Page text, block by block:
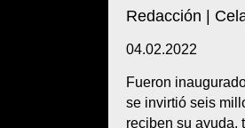
Redacción |
04.02.2022
Fueron
se invirtió seis
reciben su ayuda,